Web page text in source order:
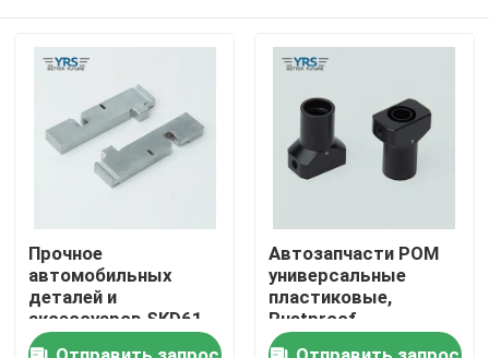
Продукты
О нас
Прочное
автомобильных
деталей и
аксессуаров SKD61
0.01mm
Автозапчасти POM
универсальные
пластиковые,
Rustproof
автомобильные